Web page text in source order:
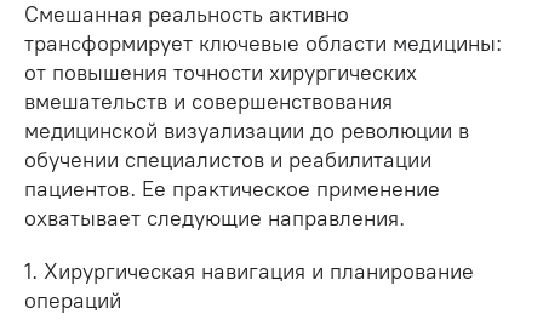
Смешанная реальность активно
трансформирует ключевые области медицины:
от повышения точности хирургических
вмешательств и совершенствования
медицинской визуализации до революции в
обучении специалистов и реабилитации
пациентов. Ее практическое применение
охватывает следующие направления.
1. Хирургическая навигация и планирование
операций